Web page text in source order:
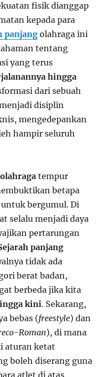
fisik dianggap
kepada para
panjangolahraga ini
tentang
yang terus
hingga
dari sebuah
disiplin
mengedepankan
hampir seluruh
tempur
betapa
bergumul. Di
selalu menjadi daya
pertarungan
panjang
tidak ada
berat badan,
berbeda jika kita
kini. Sekarang,
bebas (freestyle) dan
Roman), di mana
aturan ketat
boleh diserang guna